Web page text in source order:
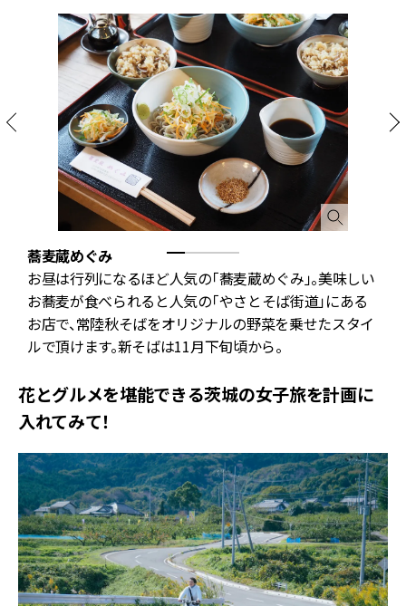
蕎麦蔵めぐみ
お昼は行列になるほど人気の「蕎麦蔵めぐみ」。美味しい
お蕎麦が食べられると人気の「やさとそば街道」にある
お店で、常陸秋そばをオリジナルの野菜を乗せたスタイ
ルで頂けます。新そばは11月下旬頃から。
花とグルメを堪能できる茨城の女子旅を計画に
入れてみて！